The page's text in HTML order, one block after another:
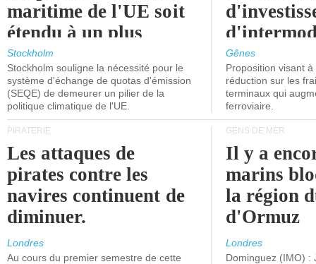
maritime de l'UE soit
étendu à un plus
grand nombre de
navires.
Stockholm
Stockholm souligne la nécessité pour le
système d'échange de quotas d'émission
(SEQE) de demeurer un pilier de la
politique climatique de l'UE.
l'attention
politiciens.
Gênes
Proposition visant
réduction sur les
terminaux qui
ferroviaire.
PIRATERIE
Les attaques de
pirates contre les
navires continuent de
diminuer.
Londres
Au cours du premier semestre de cette
GENS DE MER
Il y a
marins
la région
d'Ormuz
Londres
Dominguez (IMO) :